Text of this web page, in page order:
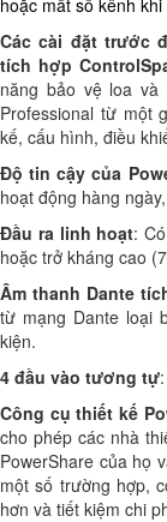
Các cài đặt trước
tích hợp
năng bảo vệ loa
Professional từ một
kế, cấu hình, điều
Độ tin cậy của
hoạt động hàng
Đầu ra linh hoạt:
hoặc trở kháng cao
Âm thanh Dante
từ mạng Dante loại
kiện.
4 đầu vào tương tự
Công cụ thiết kế
cho phép các nhà
PowerShare của họ
một số trường hợp,
hơn và tiết kiệm chi